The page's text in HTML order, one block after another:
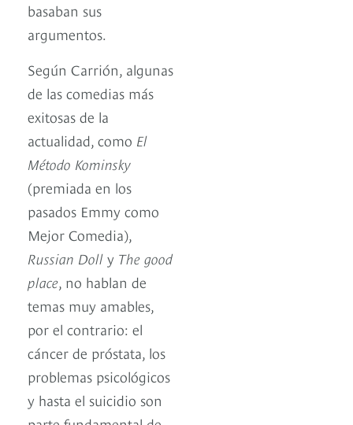
basaban sus
argumentos.
Según Carrión, algunas
de las comedias más
exitosas de la
actualidad, como El
Método Kominsky
(premiada en los
pasados Emmy como
Mejor Comedia),
Russian Doll y The good
place, no hablan de
temas muy amables,
por el contrario: el
cáncer de próstata, los
problemas psicológicos
y hasta el suicidio son